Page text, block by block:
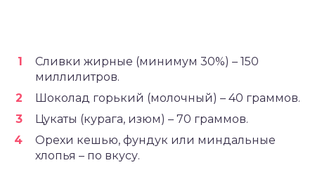
Сливки жирные (минимум 30%) – 150
миллилитров.
Шоколад горький (молочный) – 40 граммов.
Цукаты (курага, изюм) – 70 граммов.
Орехи кешью, фундук или миндальные
хлопья – по вкусу.